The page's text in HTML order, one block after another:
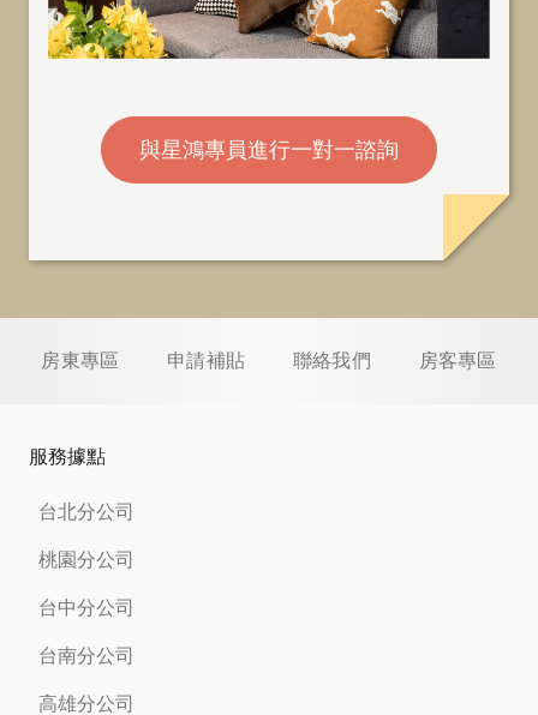
與星鴻專員進行一對一諮詢
房東專區 申請補貼 聯絡我們 房客專區
服務據點
台北分公司
桃園分公司
台中分公司
台南分公司
高雄分公司